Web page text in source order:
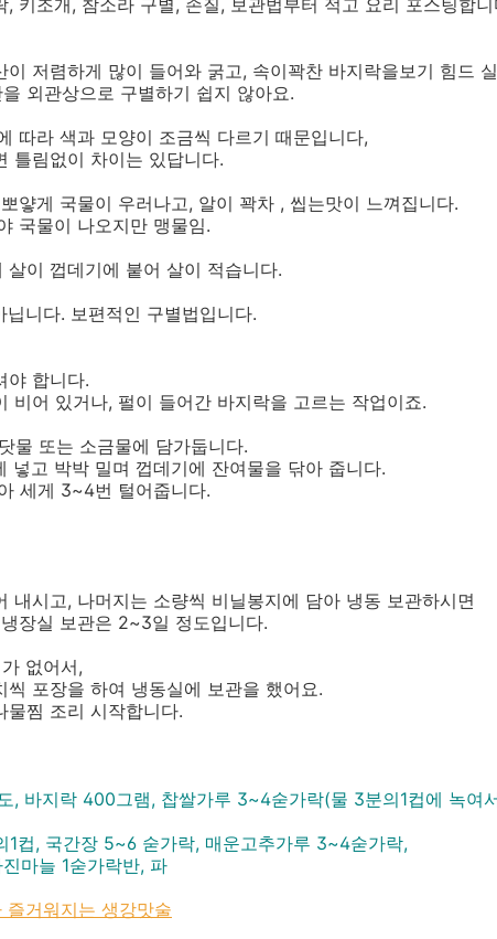
, 키조개, 참소라 구별, 손질, 보관법부터 적고 요리 포스팅합니
이 저렴하게 많이 들어와 굵고, 속이꽉찬 바지락을보기 힘드
외관상으로 구별하기 쉽지 않아요.
따라 색과 모양이 조금씩 다르기 때문입니다,
틀림없이 차이는 있답니다.
얗게 국물이 우러나고, 알이 꽉차 , 씹는맛이 느껴집니다.
국물이 나오지만 맹물임.
살이 껍데기에 붙어 살이 적습니다.
니다. 보편적인 구별법입니다.
야 합니다.
비어 있거나, 펄이 들어간 바지락을 고르는 작업이죠.
물 또는 소금물에 담가둡니다.
넣고 박박 밀며 껍데기에 잔여물을 닦아 줍니다.
세게 3~4번 털어줍니다.
내시고, 나머지는 소량씩 비닐봉지에 담아 냉동 보관하시면
장실 보관은 2~3일 정도입니다.
없어서,
씩 포장을 하여 냉동실에 보관을 했어요.
물찜 조리 시작합니다.
, 바지락 400그램, 찹쌀가루 3~4숟가락(물 3분의1컵에 녹여
1컵, 국간장 5~6 숟가락, 매운고추가루 3~4숟가락,
늘 1숟가락반, 파
즐거워지는 생강맛술